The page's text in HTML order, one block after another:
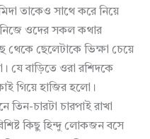
তাকেও সাথে করে নিয়ে
ওদের সকল কথার
থেকে ছেলেটাকে ভিক্ষা চেয়ে
যে বাড়িতে ওরা রশিদকে
গিয়ে হাজির হলো।
তিন-চারটা চারপাই রাখা
কিছু হিন্দু লোকজন বসে